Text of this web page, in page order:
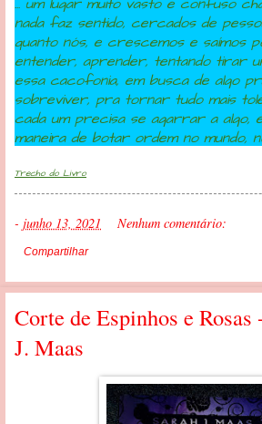
nada faz sentido, cercados de
quanto nós, e crescemos e saímos
entender, aprender, tentando tirar
essa cacofonia, em busca de algo
sobreviver, pra tornar tudo mais
cada um precisa se agarrar a algo,
maneira de botar ordem no mundo,
Trecho do Livro
- junho 13, 2021 Nenhum comentário:
Compartilhar
Corte de Espinhos e
J. Maas